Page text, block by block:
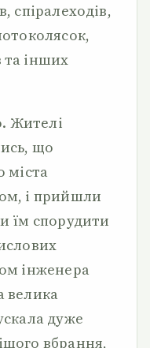
спіралеходів,
та інших
Жителі
що
міста
і прийшли
їм спорудити
інженера
велика
дуже
вбрання,